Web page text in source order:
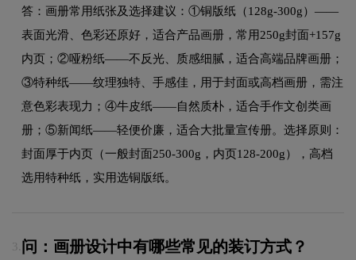
答：画册常用纸张及选择建议：①铜版纸（128g-300g）——
表面光滑、色彩还原好，适合产品画册，常用250g封面+157g
内页；②哑粉纸——不反光、质感细腻，适合高端品牌画册；
③特种纸——纹理独特、手感佳，用于封面或高档画册，需注
意色彩表现力；④牛皮纸——自然质朴，适合手作文创类画
册；⑤新闻纸——轻便价廉，适合大批量宣传册。选择原则：
封面厚于内页（一般封面250-300g，内页128-200g），高档
选用特种纸，实用选铜版纸。
3. 问：画册设计中有哪些常见的装订方式？